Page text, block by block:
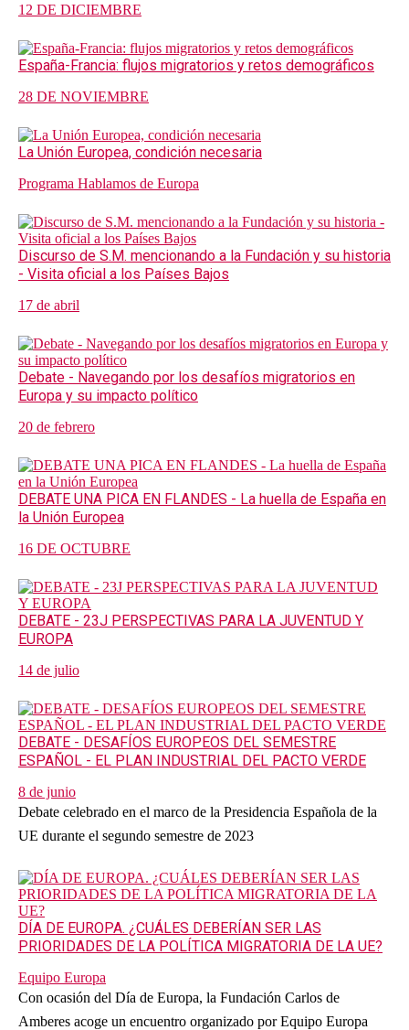
12 DE DICIEMBRE
España-Francia: flujos migratorios y retos demográficos
28 DE NOVIEMBRE
La Unión Europea, condición necesaria
Programa Hablamos de Europa
Discurso de S.M. mencionando a la Fundación y su historia
- Visita oficial a los Países Bajos
17 de abril
Debate - Navegando por los desafíos migratorios en
Europa y su impacto político
20 de febrero
DEBATE UNA PICA EN FLANDES - La huella de España en
la Unión Europea
16 DE OCTUBRE
DEBATE - 23J PERSPECTIVAS PARA LA JUVENTUD Y
EUROPA
14 de julio
DEBATE - DESAFÍOS EUROPEOS DEL SEMESTRE
ESPAÑOL - EL PLAN INDUSTRIAL DEL PACTO VERDE
8 de junio
Debate celebrado en el marco de la Presidencia Española de la
UE durante el segundo semestre de 2023
DÍA DE EUROPA. ¿CUÁLES DEBERÍAN SER LAS
PRIORIDADES DE LA POLÍTICA MIGRATORIA DE LA UE?
Equipo Europa
Con ocasión del Día de Europa, la Fundación Carlos de
Amberes acoge un encuentro organizado por Equipo Europa